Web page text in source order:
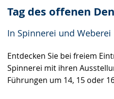
Tag des offenen
In Spinnerei und Weberei
Entdecken Sie bei freiem
Spinnerei mit ihren
Führungen um 14, 15 oder